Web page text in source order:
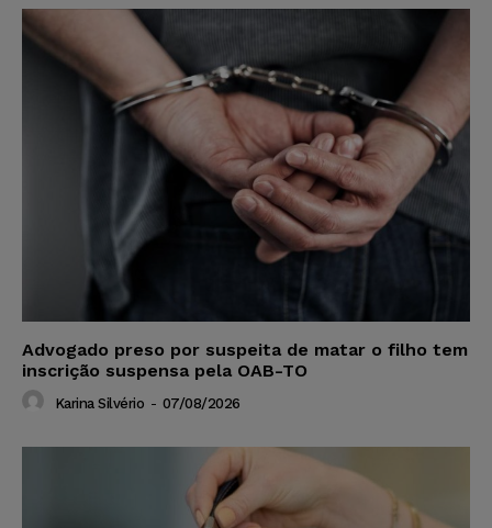
Advogado preso por suspeita de matar o filho tem
inscrição suspensa pela OAB-TO
Karina Silvério - 07/08/2026